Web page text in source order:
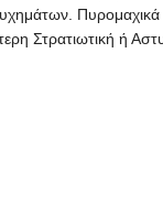
Στρατιωτική ή